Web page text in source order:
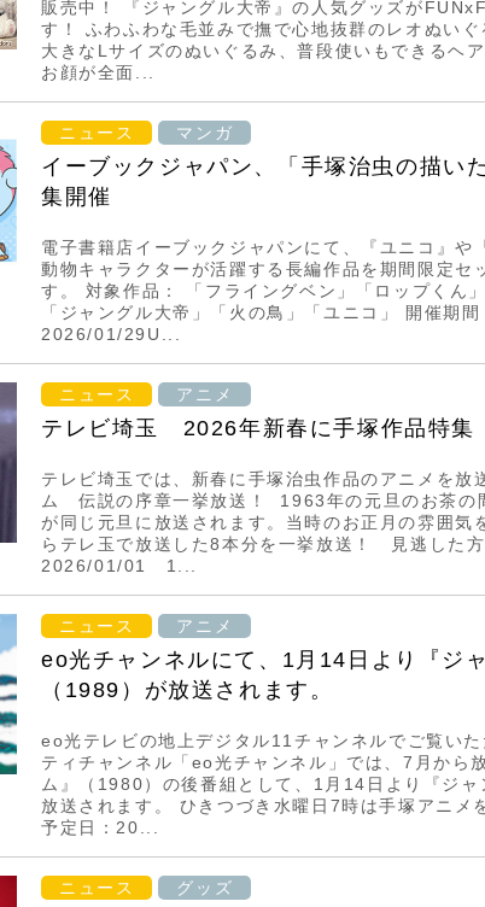
販売中！ 『ジャングル大帝』の人気グッズが
す！ ふわふわな毛並みで撫で心地抜群のレオぬい
大きなLサイズのぬいぐるみ、普段使いもできるヘ
お顔が全面...
ニュース マンガ
イーブックジャパン、「手塚治虫の描い
集開催
電子書籍店イーブックジャパンにて、『ユニコ』や
動物キャラクターが活躍する長編作品を期間限定セ
す。 対象作品： 「フライングベン」「ロップくん
「ジャングル大帝」「火の鳥」「ユニコ」 開催期
2026/01/29U...
ニュース アニメ
テレビ埼玉 2026年新春に手塚作品特集
テレビ埼玉では、新春に手塚治虫作品のアニメを放
ム 伝説の序章一挙放送！ 1963年の元旦のお茶の
が同じ元旦に放送されます。当時のお正月の雰囲
らテレ玉で放送した8本分を一挙放送！ 見逃した
2026/01/01 1...
ニュース アニメ
eo光チャンネルにて、1月14日より『ジ
（1989）が放送されます。
eo光テレビの地上デジタル11チャンネルでご覧い
ティチャンネル「eo光チャンネル」では、7月から
ム』（1980）の後番組として、1月14日より『ジ
放送されます。 ひきつづき水曜日7時は手塚アニメ
予定日：20...
ニュース グッズ